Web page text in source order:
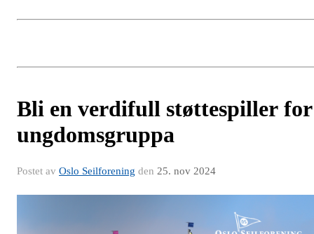
Bli en verdifull støttespiller for
ungdomsgruppa
Postet av Oslo Seilforening den 25. nov 2024